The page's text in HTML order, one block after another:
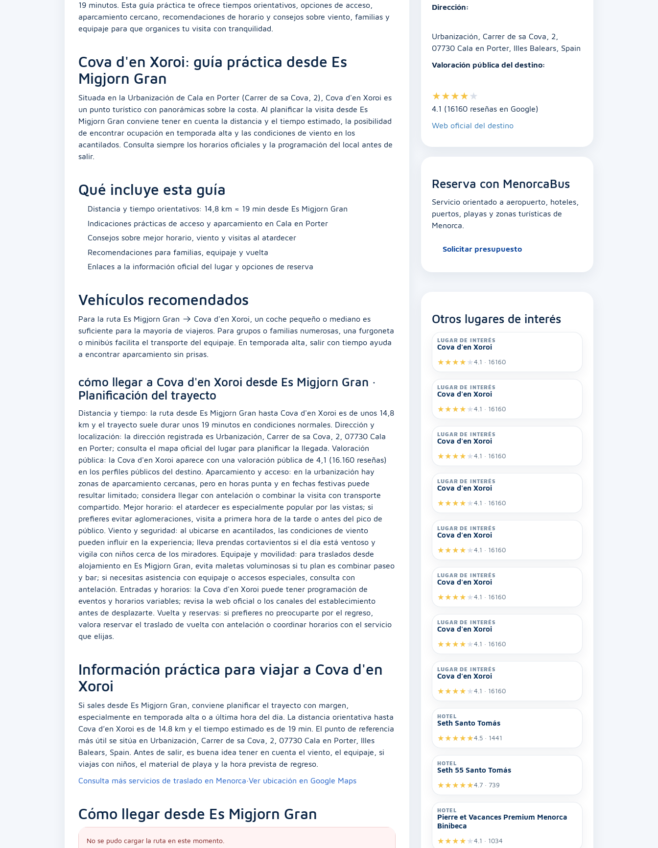
19 minutos. Esta guía práctica te ofrece tiempos orientativos, opciones de acceso,
aparcamiento cercano, recomendaciones de horario y consejos sobre viento, familias y
equipaje para que organices tu visita con tranquilidad.
Cova d'en Xoroi: guía práctica desde Es
Migjorn Gran
Situada en la Urbanización de Cala en Porter (Carrer de sa Cova, 2), Cova d'en Xoroi es
un punto turístico con panorámicas sobre la costa. Al planificar la visita desde Es
Migjorn Gran conviene tener en cuenta la distancia y el tiempo estimado, la posibilidad
de encontrar ocupación en temporada alta y las condiciones de viento en los
acantilados. Consulta siempre los horarios oficiales y la programación del local antes de
salir.
Qué incluye esta guía
Distancia y tiempo orientativos: 14,8 km ≈ 19 min desde Es Migjorn Gran
Indicaciones prácticas de acceso y aparcamiento en Cala en Porter
Consejos sobre mejor horario, viento y visitas al atardecer
Recomendaciones para familias, equipaje y vuelta
Enlaces a la información oficial del lugar y opciones de reserva
Vehículos recomendados
Para la ruta Es Migjorn Gran → Cova d'en Xoroi, un coche pequeño o mediano es
suficiente para la mayoría de viajeros. Para grupos o familias numerosas, una furgoneta
o minibús facilita el transporte del equipaje. En temporada alta, salir con tiempo ayuda
a encontrar aparcamiento sin prisas.
cómo llegar a Cova d'en Xoroi desde Es Migjorn Gran ·
Planificación del trayecto
Distancia y tiempo: la ruta desde Es Migjorn Gran hasta Cova d'en Xoroi es de unos 14,8
km y el trayecto suele durar unos 19 minutos en condiciones normales. Dirección y
localización: la dirección registrada es Urbanización, Carrer de sa Cova, 2, 07730 Cala
en Porter; consulta el mapa oficial del lugar para planificar la llegada. Valoración
pública: la Cova d'en Xoroi aparece con una valoración pública de 4,1 (16.160 reseñas)
en los perfiles públicos del destino. Aparcamiento y acceso: en la urbanización hay
zonas de aparcamiento cercanas, pero en horas punta y en fechas festivas puede
resultar limitado; considera llegar con antelación o combinar la visita con transporte
compartido. Mejor horario: el atardecer es especialmente popular por las vistas; si
prefieres evitar aglomeraciones, visita a primera hora de la tarde o antes del pico de
público. Viento y seguridad: al ubicarse en acantilados, las condiciones de viento
pueden influir en la experiencia; lleva prendas cortavientos si el día está ventoso y
vigila con niños cerca de los miradores. Equipaje y movilidad: para traslados desde
alojamiento en Es Migjorn Gran, evita maletas voluminosas si tu plan es combinar paseo
y bar; si necesitas asistencia con equipaje o accesos especiales, consulta con
antelación. Entradas y horarios: la Cova d'en Xoroi puede tener programación de
eventos y horarios variables; revisa la web oficial o los canales del establecimiento
antes de desplazarte. Vuelta y reservas: si prefieres no preocuparte por el regreso,
valora reservar el traslado de vuelta con antelación o coordinar horarios con el servicio
que elijas.
Información práctica para viajar a Cova d'en
Xoroi
Si sales desde Es Migjorn Gran, conviene planificar el trayecto con margen,
especialmente en temporada alta o a última hora del día. La distancia orientativa hasta
Cova d’en Xoroi es de 14.8 km y el tiempo estimado es de 19 min. El punto de referencia
más útil se sitúa en Urbanización, Carrer de sa Cova, 2, 07730 Cala en Porter, Illes
Balears, Spain. Antes de salir, es buena idea tener en cuenta el viento, el equipaje, si
viajas con niños, el material de playa y la hora prevista de regreso.
Consulta más servicios de traslado en Menorca·Ver ubicación en Google Maps
Cómo llegar desde Es Migjorn Gran
No se pudo cargar la ruta en este momento.
Dirección:
Urbanización, Carrer de sa Cova, 2,
07730 Cala en Porter, Illes Balears, Spain
Valoración pública del destino:
★★★★ ★
4.1 (16160 reseñas en Google)
Web oficial del destino
Reserva con MenorcaBus
Servicio orientado a aeropuerto, hoteles,
puertos, playas y zonas turísticas de
Menorca.
Solicitar presupuesto
Otros lugares de interés
LUGAR DE INTERÉS
Cova d'en Xoroi
★★★★ ★4.1 · 16160
LUGAR DE INTERÉS
Cova d'en Xoroi
★★★★ ★4.1 · 16160
LUGAR DE INTERÉS
Cova d'en Xoroi
★★★★ ★4.1 · 16160
LUGAR DE INTERÉS
Cova d'en Xoroi
★★★★ ★4.1 · 16160
LUGAR DE INTERÉS
Cova d'en Xoroi
★★★★ ★4.1 · 16160
LUGAR DE INTERÉS
Cova d'en Xoroi
★★★★ ★4.1 · 16160
LUGAR DE INTERÉS
Cova d'en Xoroi
★★★★ ★4.1 · 16160
LUGAR DE INTERÉS
Cova d'en Xoroi
★★★★ ★4.1 · 16160
HOTEL
Seth Santo Tomás
★★★★★4.5 · 1441
HOTEL
Seth 55 Santo Tomás
★★★★★4.7 · 739
HOTEL
Pierre et Vacances Premium Menorca
Binibeca
★★★★ ★4.1 · 1034